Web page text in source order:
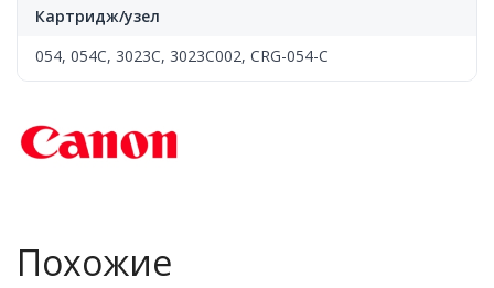
Картридж/узел
054, 054C, 3023C, 3023C002, CRG-054-C
Похожие